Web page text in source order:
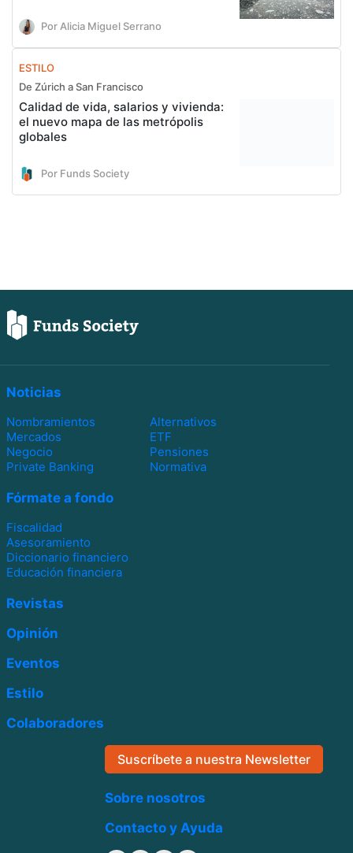
Por Alicia Miguel Serrano
ESTILO
De Zúrich a San Francisco
Calidad de vida, salarios y vivienda:
el nuevo mapa de las metrópolis
globales
Por Funds Society
Noticias
Nombramientos
Alternativos
Mercados
ETF
Negocio
Pensiones
Private Banking
Normativa
Fórmate a fondo
Fiscalidad
Asesoramiento
Diccionario financiero
Educación financiera
Revistas
Opinión
Eventos
Estilo
Colaboradores
Suscríbete a nuestra Newsletter
Sobre nosotros
Contacto y Ayuda